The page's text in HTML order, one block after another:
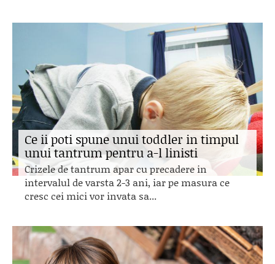
Ce ii poti spune unui toddler in timpul
unui tantrum pentru a-l linisti
Crizele de tantrum apar cu precadere in
intervalul de varsta 2-3 ani, iar pe masura ce
cresc cei mici vor invata sa...